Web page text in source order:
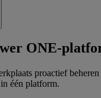
ONE-
proactief beheren
één platform.